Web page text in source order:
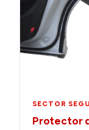
SECTOR
Protector